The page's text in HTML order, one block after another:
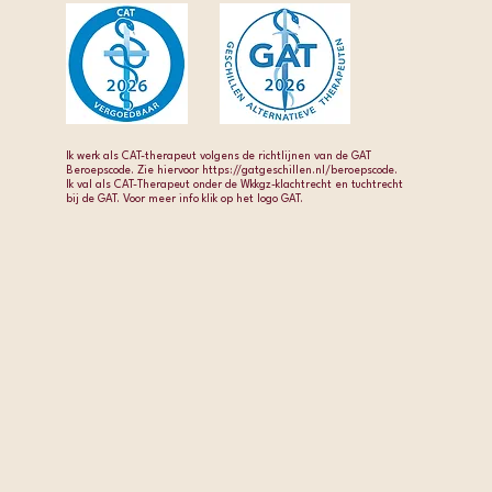
Ik werk als CAT-therapeut volgens de richtlijnen van de GAT
Beroepscode. Zie hiervoor https://gatgeschillen.nl/beroepscode.
Ik val als CAT-Therapeut onder de Wkkgz-klachtrecht en tuchtrecht
bij de GAT. Voor meer info klik op het logo GAT.